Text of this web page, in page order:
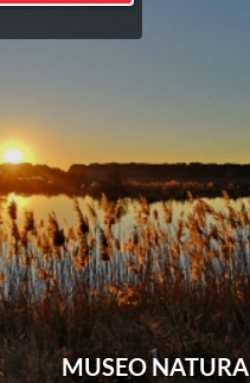
MUSEO NATURA